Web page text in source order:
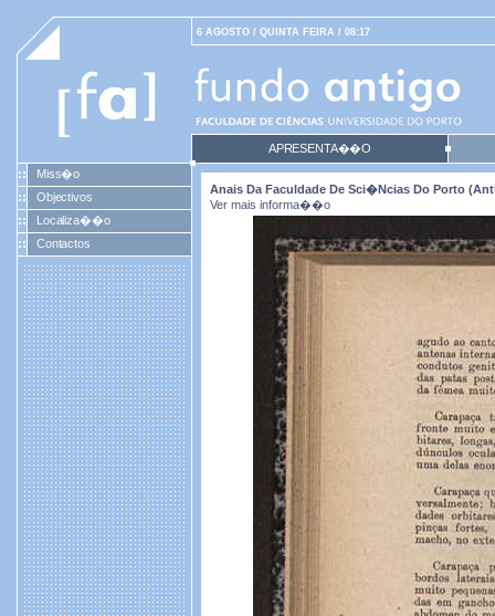
6 AGOSTO / QUINTA FEIRA / 08:17
APRESENTA��O
Miss�o
Objectivos
Localiza��o
Contactos
Anais Da Faculdade De Sci�ncias Do Porto
Ver mais informa��o